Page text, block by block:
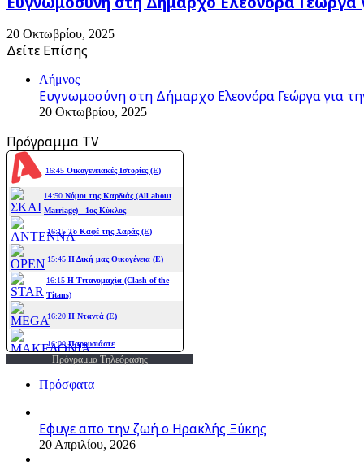
20 Οκτωβρίου, 2025
Δείτε Επίσης
Λήμνος
Ευγνωμοσύνη στη Δήμαρχο Ελεονόρα Γεώργα για
20 Οκτωβρίου, 2025
Πρόγραμμα TV
Πρόγραμμα Τηλεόρασης
Πρόσφατα
Εφυγε απο την ζωή o Ηρακλής Ξύκης
20 Απριλίου, 2026